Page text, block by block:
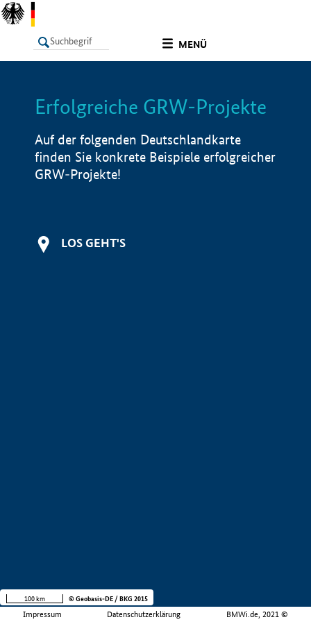
MENÜ
LISTE Info
Erfolgreiche GRW-Projekte
Auf der folgenden Deutschlandkarte
finden Sie konkrete Beispiele erfolgreicher
GRW-Projekte!
LOS GEHT'S
Impressum Datenschutzerklärung BMWi.de, 2021 ©
100 km © Geobasis-DE / BKG 2015